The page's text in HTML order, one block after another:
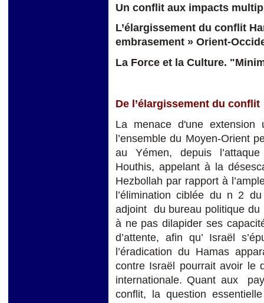
Un conflit aux impacts
L’élargissement du conflit
embrasement » Orient-
La Force et la Culture.
De l’élargissement du conflit
La menace d'une extension
l’ensemble du Moyen-Orient
au Yémen, depuis
Houthis, appelant à la
Hezbollah par rapport à
l’élimination ciblée du n 2
adjoint du bureau politique du
à ne pas dilapider ses
d’attente, afin qu’ Israël
l’éradication du Hamas
contre Israël pourrait avoir le
internationale. Quant aux
conflit, la question